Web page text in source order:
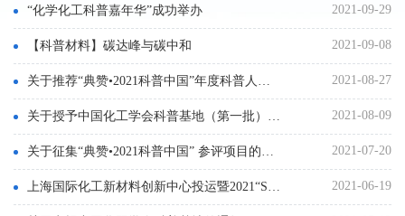
“化学化工科普嘉年华”成功举办 2021-09-29
【科普材料】碳达峰与碳中和 2021-09-08
关于推荐“典赞•2021科普中国”年度科普人物和年度科普作品的公示 2021-08-27
关于授予中国化工学会科普基地（第一批）的通知 2021-08-09
关于征集“典赞•2021科普中国” 参评项目的通知 2021-07-20
上海国际化工新材料创新中心投运暨2021“SCIP+”绿色化学化工创新创业大赛启动仪式圆满举行 2021-06-19